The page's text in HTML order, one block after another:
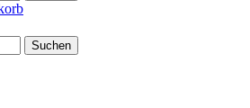
Suchen